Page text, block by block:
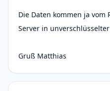
Die Daten kommen ja vom
Server in
Gruß Matthias